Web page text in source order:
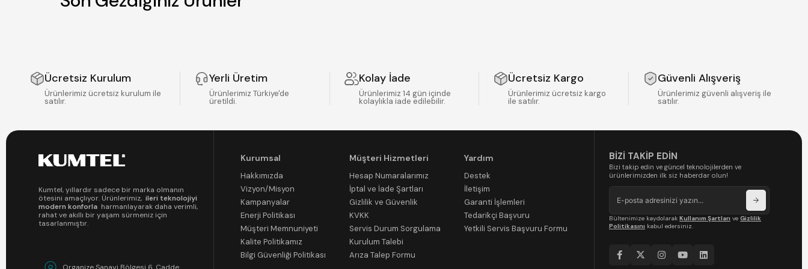
Ücretsiz Kurulum
Ürünlerimiz ücretsiz kurulum ile
satılır.
Yerli Üretim
Ürünlerimiz Türkiye'de
üretildi.
Kolay İade
Ürünlerimiz 14 gün içinde
kolaylıkla iade edilebilir.
Ücretsiz Kargo
Ürünlerimiz ücretsiz kargo
ile satılır.
Güvenli Alışveriş
Ürünlerimiz güvenli alışveriş ile
satılır.
Kumtel, yıllardır sadece bir marka olmanın
ötesini amaçlıyor. Ürünlerimiz, ileri teknolojiyi
modern konforla harmanlayarak daha verimli,
rahat ve akıllı bir yaşam sürmeniz için
tasarlanmıştır.
Kurumsal
Hakkımızda
Vizyon/Misyon
Kampanyalar
Enerji Politikası
Müşteri Memnuniyeti
Kalite Politikamız
Bilgi Güvenliği Politikası
Müşteri Hizmetleri
Hesap Numaralarımız
İptal ve İade Şartları
Gizlilik ve Güvenlik
KVKK
Servis Durum Sorgulama
Kurulum Talebi
Arıza Talep Formu
Yardım
Destek
İletişim
Garanti İşlemleri
Tedarikçi Başvuru
Yetkili Servis Başvuru Formu
BİZİ TAKİP EDİN
Bizi takip edin ve güncel teknolojilerden ve
ürünlerimizden ilk siz haberdar olun!
Bültenimize kaydolarak Kullanım Şartları ve Gizlilik
Politikasını kabul edersiniz.